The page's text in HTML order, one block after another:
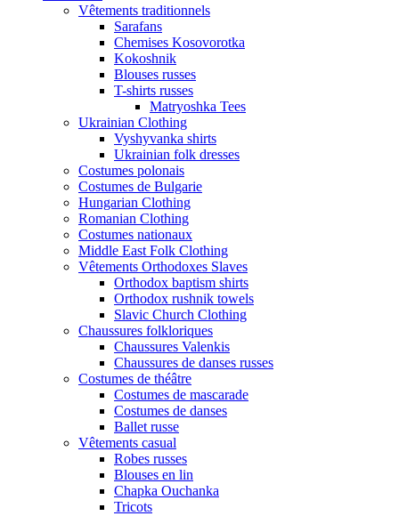
Vêtements traditionnels
Sarafans
Chemises Kosovorotka
Kokoshnik
Blouses russes
T-shirts russes
Matryoshka Tees
Ukrainian Clothing
Vyshyvanka shirts
Ukrainian folk dresses
Costumes polonais
Costumes de Bulgarie
Hungarian Clothing
Romanian Clothing
Costumes nationaux
Middle East Folk Clothing
Vêtements Orthodoxes Slaves
Orthodox baptism shirts
Orthodox rushnik towels
Slavic Church Clothing
Chaussures folkloriques
Chaussures Valenkis
Chaussures de danses russes
Costumes de théâtre
Costumes de mascarade
Costumes de danses
Ballet russe
Vêtements casual
Robes russes
Blouses en lin
Chapka Ouchanka
Tricots